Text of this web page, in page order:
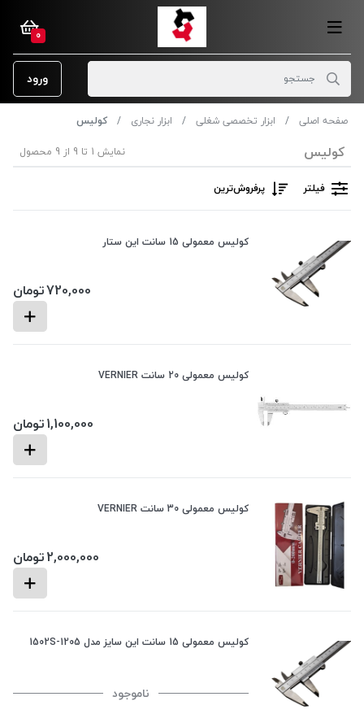
0
ورود
صفحه اصلی ابزار تخصصی شغلی ابزار نجاری کولیس
کولیس نمایش 1 تا 9 از 9 محصول
فیلتر پرفروش‌ترین‌
کولیس معمولی 15 سانت این ستار
720,000تومان
کولیس معمولی 20 سانت VERNIER
1,100,000تومان
کولیس معمولی 30 سانت VERNIER
2,000,000تومان
کولیس معمولی 15 سانت این سایز مدل 1205-1502S
ناموجود